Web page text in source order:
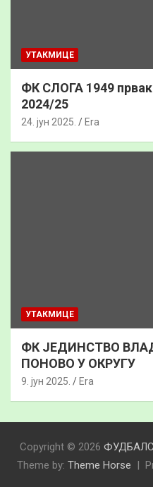
УТАКМИЦЕ
ФК СЛОГА 1949
2024/25
24. јун 2025. Era
УТАКМИЦЕ
ФК ЈЕДИНСТВО
ПОНОВО У ОКРУГУ
9. јун 2025. Era
Copyright © 2026
Theme by: Theme Horse